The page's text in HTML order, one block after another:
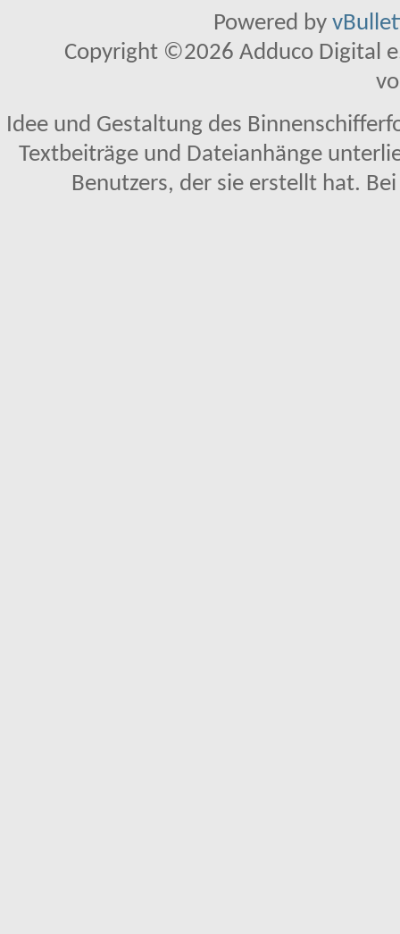
Powered by
Copyright ©2026 Adduco Digital
Idee und Gestaltung des
Textbeiträge und Dateianhänge
Benutzers, der sie erstellt hat.